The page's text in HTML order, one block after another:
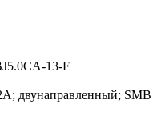
13-F
двунаправленный; SMB